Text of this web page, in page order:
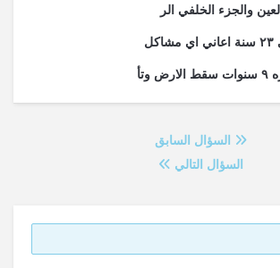
والجزء الخلفي الر
السؤال السابق
السؤال التالي